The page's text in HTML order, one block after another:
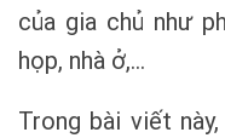
của gia chủ như
họp, nhà ở,…
Trong bài viết